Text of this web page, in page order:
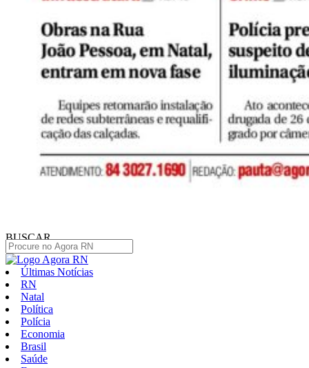
BUSCAR
Últimas Notícias
RN
Natal
Política
Polícia
Economia
Brasil
Saúde